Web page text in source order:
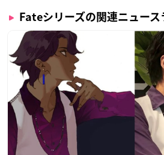
Fateシリーズの関連ニュース